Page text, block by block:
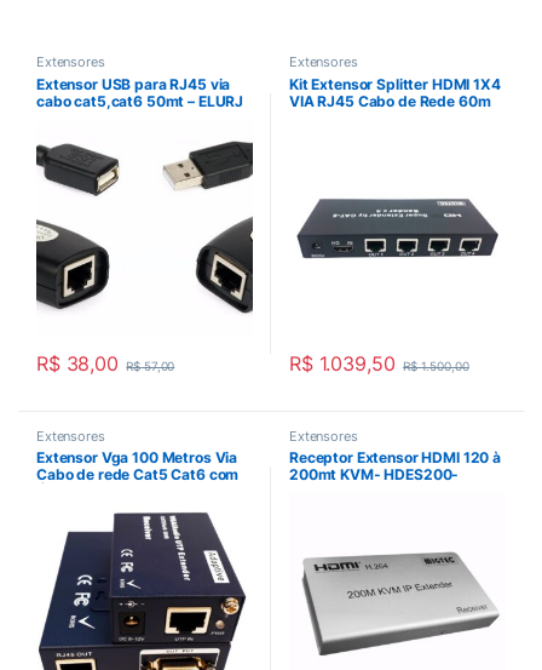
Extensores
Extensor USB para RJ45 via
cabo cat5,cat6 50mt – ELURJ
R$38,00 R$57,00
Extensores
Kit Extensor Splitter HDMI 1X4
VIA RJ45 Cabo de Rede 60m
R$1.039,50 R$1.500,00
Extensores
Extensor Vga 100 Metros Via
Cabo de rede Cat5 Cat6 com
Extensores
Receptor Extensor HDMI 120 à
200mt KVM- HDES200-